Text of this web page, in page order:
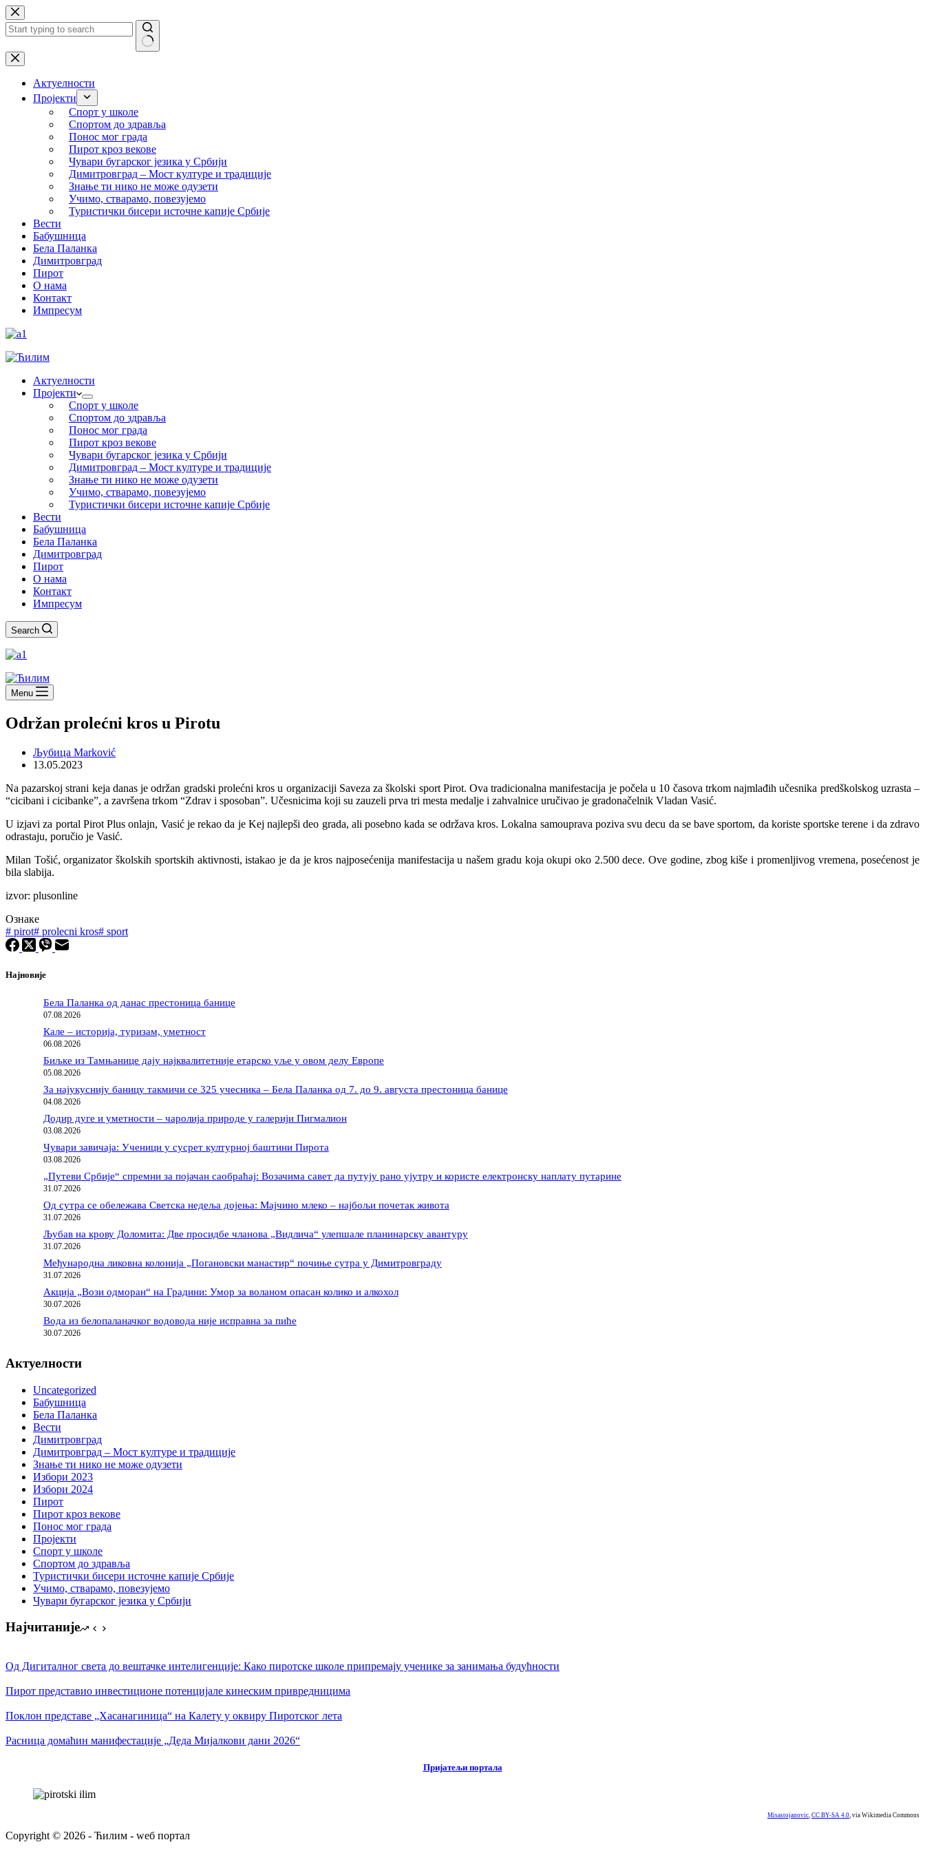
Skip
to
content
No
results
Актуелности
Пројекти
Спорт у школе
Спортом до здравља
Понос мог града
Пирот кроз векове
Чувари бугарског језика у Србији
Димитровград – Мост културе и традиције
Знање ти нико не може одузети
Учимо, стварамо, повезујемо
Туристички бисери источне капије Србије
Вести
Бабушница
Бела Паланка
Димитровград
Пирот
О нама
Контакт
Импресум
Актуелности
Пројекти
Спорт у школе
Спортом до здравља
Понос мог града
Пирот кроз векове
Чувари бугарског језика у Србији
Димитровград – Мост културе и традиције
Знање ти нико не може одузети
Учимо, стварамо, повезујемо
Туристички бисери источне капије Србије
Вести
Бабушница
Бела Паланка
Димитровград
Пирот
О нама
Контакт
Импресум
Search
Menu
Održan prolećni kros u Pirotu
Љубица Marković
13.05.2023
Na pazarskoj strani keja danas je održan gradski prolećni kros u organizaciji Saveza za školski sport Pirot. Ova tradicionalna manifestacija je počela u 10 časova trkom najmlađih učesnika predškolskog uzrasta –
“cicibani i cicibanke”, a završena trkom “Zdrav i sposoban”. Učesnicima koji su zauzeli prva tri mesta medalje i zahvalnice uručivao je gradonačelnik Vladan Vasić.
U izjavi za portal Pirot Plus onlajn, Vasić je rekao da je Kej najlepši deo grada, ali posebno kada se održava kros. Lokalna samouprava poziva svu decu da se bave sportom, da koriste sportske terene i da zdravo
odrastaju, poručio je Vasić.
Milan Tošić, organizator školskih sportskih aktivnosti, istakao je da je kros najposećenija manifestacija u našem gradu koja okupi oko 2.500 dece. Ove godine, zbog kiše i promenljivog vremena, posećenost je
bila slabija.
izvor: plusonline
Ознаке
# pirot# prolecni kros# sport
Најновије
Бела Паланка од данас престоница банице
07.08.2026
Кале – историја, туризам, уметност
06.08.2026
Биљке из Тамњанице дају најквалитетније етарско уље у овом делу Европе
05.08.2026
За најукуснију баницу такмичи се 325 учесника – Бела Паланка од 7. до 9. августа престоница банице
04.08.2026
Додир дуге и уметности – чаролија природе у галерији Пигмалион
03.08.2026
Чувари завичаја: Ученици у сусрет културној баштини Пирота
03.08.2026
„Путеви Србије“ спремни за појачан саобраћај: Возачима савет да путују рано ујутру и користе електронску наплату путарине
31.07.2026
Од сутра се обележава Светска недеља дојења: Мајчино млеко – најбољи почетак живота
31.07.2026
Љубав на крову Доломита: Две просидбе чланова „Видлича“ улепшале планинарску авантуру
31.07.2026
Међународна ликовна колонија „Погановски манастир“ почиње сутра у Димитровграду
31.07.2026
Акција „Вози одморан“ на Градини: Умор за воланом опасан колико и алкохол
30.07.2026
Вода из белопаланачког водовода није исправна за пиће
30.07.2026
Актуелности
Uncategorized
Бабушница
Бела Паланка
Вести
Димитровград
Димитровград – Мост културе и традиције
Знање ти нико не може одузети
Избори 2023
Избори 2024
Пирот
Пирот кроз векове
Понос мог града
Пројекти
Спорт у школе
Спортом до здравља
Туристички бисери источне капије Србије
Учимо, стварамо, повезујемо
Чувари бугарског језика у Србији
Најчитаније
Од Дигиталног света до вештачке интелигенције: Како пиротске школе припремају ученике за занимања будућности
Пирот представио инвестиционе потенцијале кинеским привредницима
Поклон представе „Хасанагиница“ на Калету у оквиру Пиротског лета
Расница домаћин манифестације „Деда Мијалкови дани 2026“
Пријатељи портала
Misastojanovic, CC BY-SA 4.0, via Wikimedia Commons
Copyright © 2026 - Ћилим - wеб портал